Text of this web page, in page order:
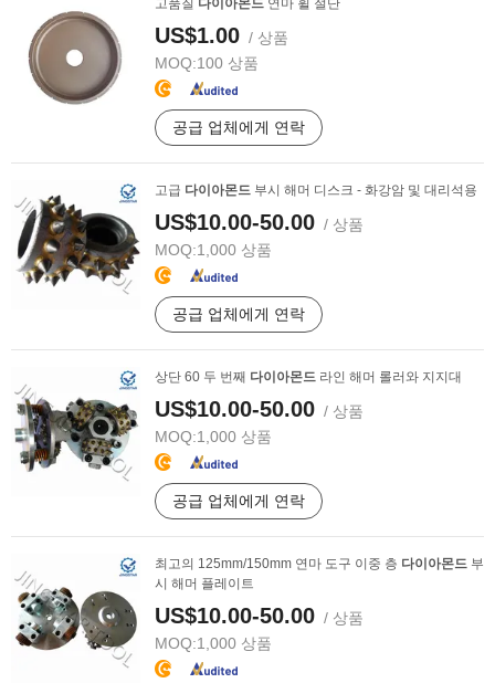
고품질 다이아몬드 연마 휠 절단
US$1.00 / 상품
MOQ:100 상품
공급 업체에게 연락
고급 다이아몬드 부시 해머 디스크 - 화강암 및 대리석용
US$10.00-50.00 / 상품
MOQ:1,000 상품
공급 업체에게 연락
상단 60 두 번째 다이아몬드 라인 해머 롤러와 지지대
US$10.00-50.00 / 상품
MOQ:1,000 상품
공급 업체에게 연락
최고의 125mm/150mm 연마 도구 이중 층 다이아몬드 부
시 해머 플레이트
US$10.00-50.00 / 상품
MOQ:1,000 상품